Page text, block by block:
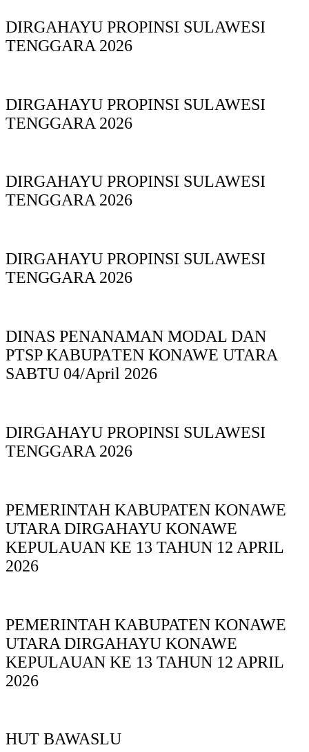
DIRGAHAYU PROPINSI SULAWESI
TENGGARA 2026
DIRGAHAYU PROPINSI SULAWESI
TENGGARA 2026
DIRGAHAYU PROPINSI SULAWESI
TENGGARA 2026
DIRGAHAYU PROPINSI SULAWESI
TENGGARA 2026
DINAS PΕΝΑΝΑΜAN MODAL DAN
PTSP KABUPAΤΕΝ ΚΟNAWE UTARA
SABTU 04/April 2026
DIRGAHAYU PROPINSI SULAWESI
TENGGARA 2026
PEMERINTAH KABUPATEN KONAWE
UTARA DIRGAHAYU KONAWE
KEPULAUAN KE 13 TAHUN 12 APRIL
2026
PEMERINTAH KABUPATEN KONAWE
UTARA DIRGAHAYU KONAWE
KEPULAUAN KE 13 TAHUN 12 APRIL
2026
HUT BAWASLU